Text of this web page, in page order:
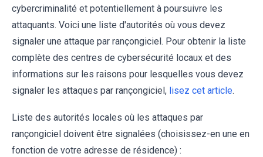
cybercriminalité et potentiellement à poursuivre les
attaquants. Voici une liste d'autorités où vous devez
signaler une attaque par rançongiciel. Pour obtenir la liste
complète des centres de cybersécurité locaux et des
informations sur les raisons pour lesquelles vous devez
signaler les attaques par rançongiciel, lisez cet article.
Liste des autorités locales où les attaques par
rançongiciel doivent être signalées (choisissez-en une en
fonction de votre adresse de résidence) :